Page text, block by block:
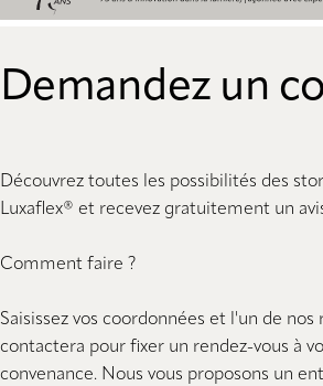
Demandez un
Découvrez toutes les possibilités des
Luxaflex® et recevez gratuitement un
Comment faire ?
Saisissez vos coordonnées et l'un de nos
contactera pour fixer un rendez-vous à
convenance. Nous vous proposons un